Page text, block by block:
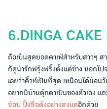
6.DINGA CAKE
ถือเป็นสุดยอดคาเฟ่สำหรับสาวๆ ส
ก็ดูน่ารักฟรุ้งฟริ้งตั้งแต่ข้าง นอกไป
เลยว่าคิ้วท์เป็นที่สุด เหมือนได้ย้อ
อยากมีบ้านตุ๊กตาเป็นของตัวเอง แ
ช้อป ปิ้งชื่อดังอย่างฮงแดอีกด้วย